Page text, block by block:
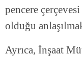
pencere
olduğu
Ayrıca, İnşaat